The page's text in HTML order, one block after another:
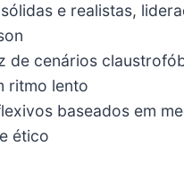
e realistas,
de cenários
ritmo lento
baseados em
ético